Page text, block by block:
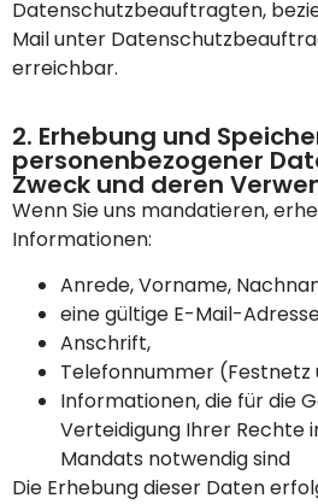
Datenschutzbeauftragten,
Mail unter
erreichbar.
2. Erhebung und
personenbezogener
Zweck und deren
Wenn Sie uns mandatieren,
Informationen:
Anrede, Vorname,
eine gültige E-Mail-
Anschrift,
Telefonnummer
Informationen, die für die
Verteidigung Ihrer Rechte
Mandats notwendig sind
Die Erhebung dieser Daten